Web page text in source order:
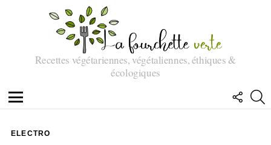
Recettes végétariennes, végétaliennes, éthiques &
écologiques
Menu
NOUS
ELECTRO